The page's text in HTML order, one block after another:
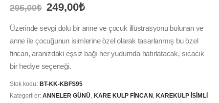
295,00₺ Orijinal
295,00₺.
249,00₺Şu
fiyat:
249,00₺.
Üzerinde sevgi dolu bir anne ve çocuk illüstrasyonu bulunan ve
anne ile çocuğunun isimlerine özel olarak tasarlanmış bu özel
fincan, aranızdaki eşsiz bağı her yudumda hatırlatacak, sıcacık
bir hediye seçeneği.
Stok kodu: BT-KK-KBFS95
Kategoriler: ANNELER GÜNÜ , KARE KULP FINCAN, KAREKULP İSIMLI